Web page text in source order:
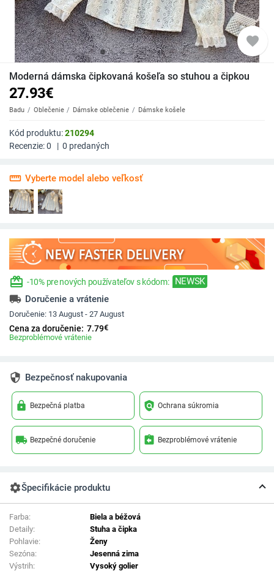
favorite
Moderná dámska čipkovaná košeľa so stuhou a čipkou
27.93€
Badu Oblečenie Dámske oblečenie Dámske košele
Kód produktu:210294
Recenzie:0 | 0 predaných
straighten Vyberte model alebo veľkosť
redeem -10% pre nových používateľov s kódom: NEWSK
local_shipping Doručenie a vrátenie
Doručenie: 13 August - 27 August
Cena za doručenie: 7.79€
Bezproblémové vrátenie
security Bezpečnosť nakupovania
lock Bezpečná platba policy Ochrana súkromia
local_shipping Bezpečné doručenie assignment_return Bezproblémové vrátenie
settingsŠpecifikácie produktu
Farba:
Biela a béžová
Detaily:
Stuha a čipka
Pohlavie:
Ženy
Sezóna:
Jesenná zima
Výstrih:
Vysoký golier